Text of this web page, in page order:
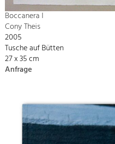
Boccanera I
Cony Theis
2005
Tusche auf Bütten
27 x 35 cm
Anfrage